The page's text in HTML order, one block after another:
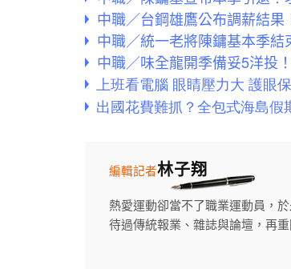
中職／台鋼雄鷹公布調薪結
中職／統一老將陳鏞基本季
中職／味全龍開季備妥5洋投
林子翔
編輯記者
熱愛運動卻當不了職業運動員，
待過傳統報業、雜誌與論壇，再